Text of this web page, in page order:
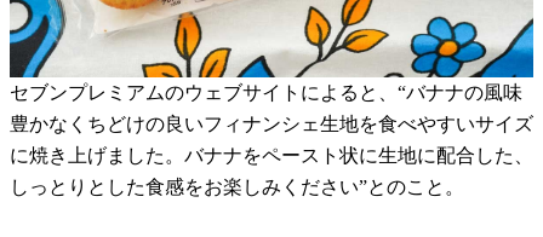
セブンプレミアムのウェブサイトによると、“バナナの風味
豊かなくちどけの良いフィナンシェ生地を食べやすいサイズ
に焼き上げました。バナナをペースト状に生地に配合した、
しっとりとした食感をお楽しみください”とのこと。